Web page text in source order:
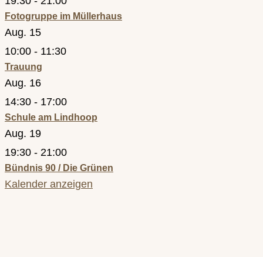
Fotogruppe im Müllerhaus
Aug. 15
10:00 - 11:30
Trauung
Aug. 16
14:30 - 17:00
Schule am Lindhoop
Aug. 19
19:30 - 21:00
Bündnis 90 / Die Grünen
Kalender anzeigen